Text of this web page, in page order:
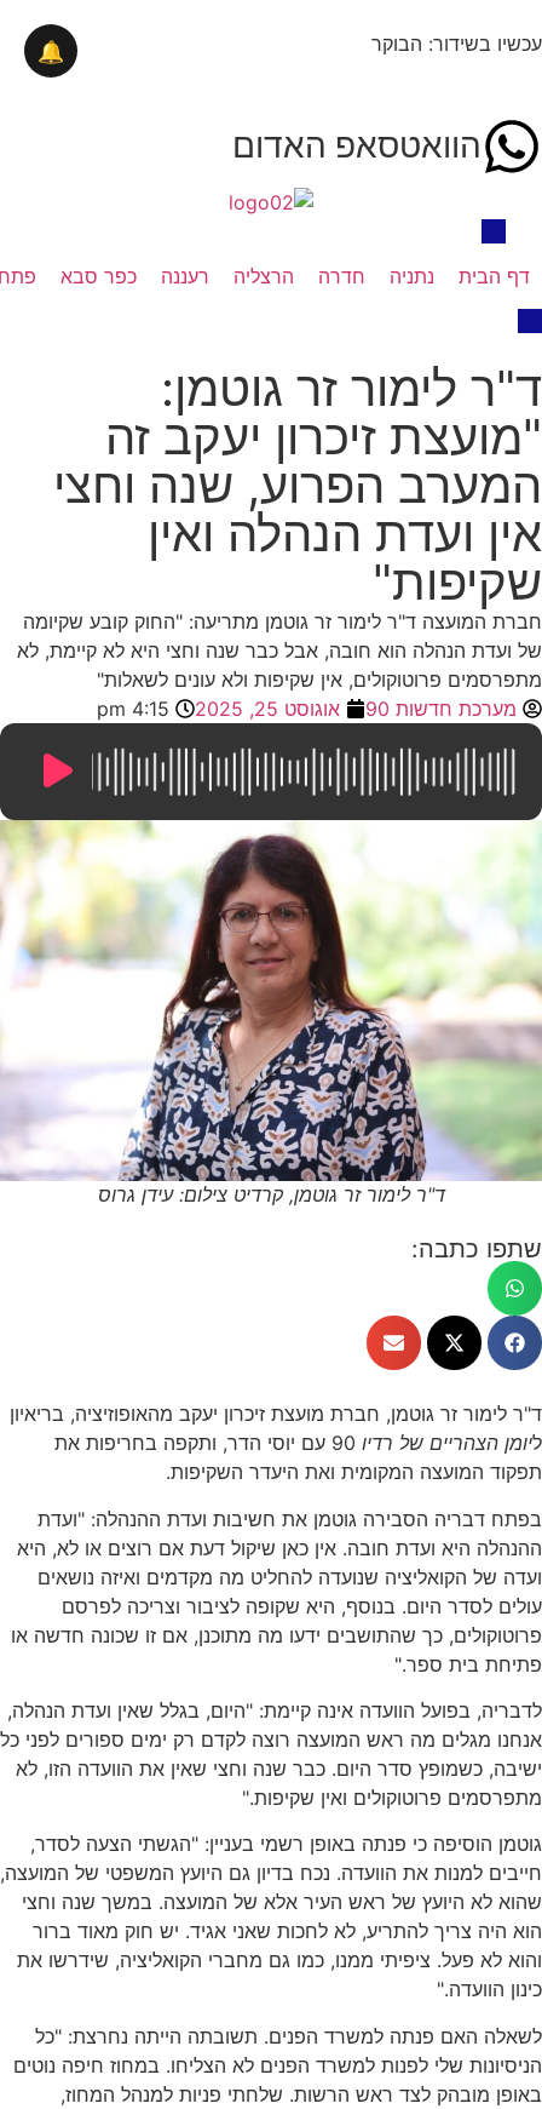
עכשיו בשידור: הבוקר
הוואטסאפ האדום
דף הבית נתניה חדרה הרצליה רעננה כפר סבא
ד"ר לימור זר גוטמן:
"מועצת זיכרון יעקב זה
המערב הפרוע, שנה וחצי
אין ועדת הנהלה ואין
שקיפות"
חברת המועצה ד"ר לימור זר גוטמן מתריעה: "החוק קובע שקיומה
של ועדת הנהלה הוא חובה, אבל כבר שנה וחצי היא לא קיימת, לא
מתפרסמים פרוטוקולים, אין שקיפות ולא עונים לשאלות"
מערכת חדשות 90
אוגוסט 25, 2025 4:15 pm
0:00
5:06
ד"ר לימור זר גוטמן, קרדיט צילום: עידן גרוס
שתפו כתבה:
ד"ר לימור זר גוטמן, חברת מועצת זיכרון יעקב מהאופוזיציה, בריאיון
ליומן הצהריים של רדיו
90 עם יוסי הדר, ותקפה בחריפות את
תפקוד המועצה המקומית ואת היעדר השקיפות.
בפתח דבריה הסבירה גוטמן את חשיבות ועדת ההנהלה: "ועדת
ההנהלה היא ועדת חובה. אין כאן שיקול דעת אם רוצים או לא, היא
ועדה של הקואליציה שנועדה להחליט מה מקדמים ואיזה נושאים
עולים לסדר היום. בנוסף, היא שקופה לציבור וצריכה לפרסם
פרוטוקולים, כך שהתושבים ידעו מה מתוכנן, אם זו שכונה חדשה או
פתיחת בית ספר."
לדבריה, בפועל הוועדה אינה קיימת: "היום, בגלל שאין ועדת הנהלה,
אנחנו מגלים מה ראש המועצה רוצה לקדם רק ימים ספורים לפני כל
ישיבה, כשמופץ סדר היום. כבר שנה וחצי שאין את הוועדה הזו, לא
מתפרסמים פרוטוקולים ואין שקיפות."
גוטמן הוסיפה כי פנתה באופן רשמי בעניין: "הגשתי הצעה לסדר,
חייבים למנות את הוועדה. נכח בדיון גם היועץ המשפטי של המועצה,
שהוא לא היועץ של ראש העיר אלא של המועצה. במשך שנה וחצי
הוא היה צריך להתריע, לא לחכות שאני אגיד. יש חוק מאוד ברור
והוא לא פעל. ציפיתי ממנו, כמו גם מחברי הקואליציה, שידרשו את
כינון הוועדה."
לשאלה האם פנתה למשרד הפנים. תשובתה הייתה נחרצת: "כל
הניסיונות שלי לפנות למשרד הפנים לא הצליחו. במחוז חיפה נוטים
באופן מובהק לצד ראש הרשות. שלחתי פניות למנהל המחוז,
🔔